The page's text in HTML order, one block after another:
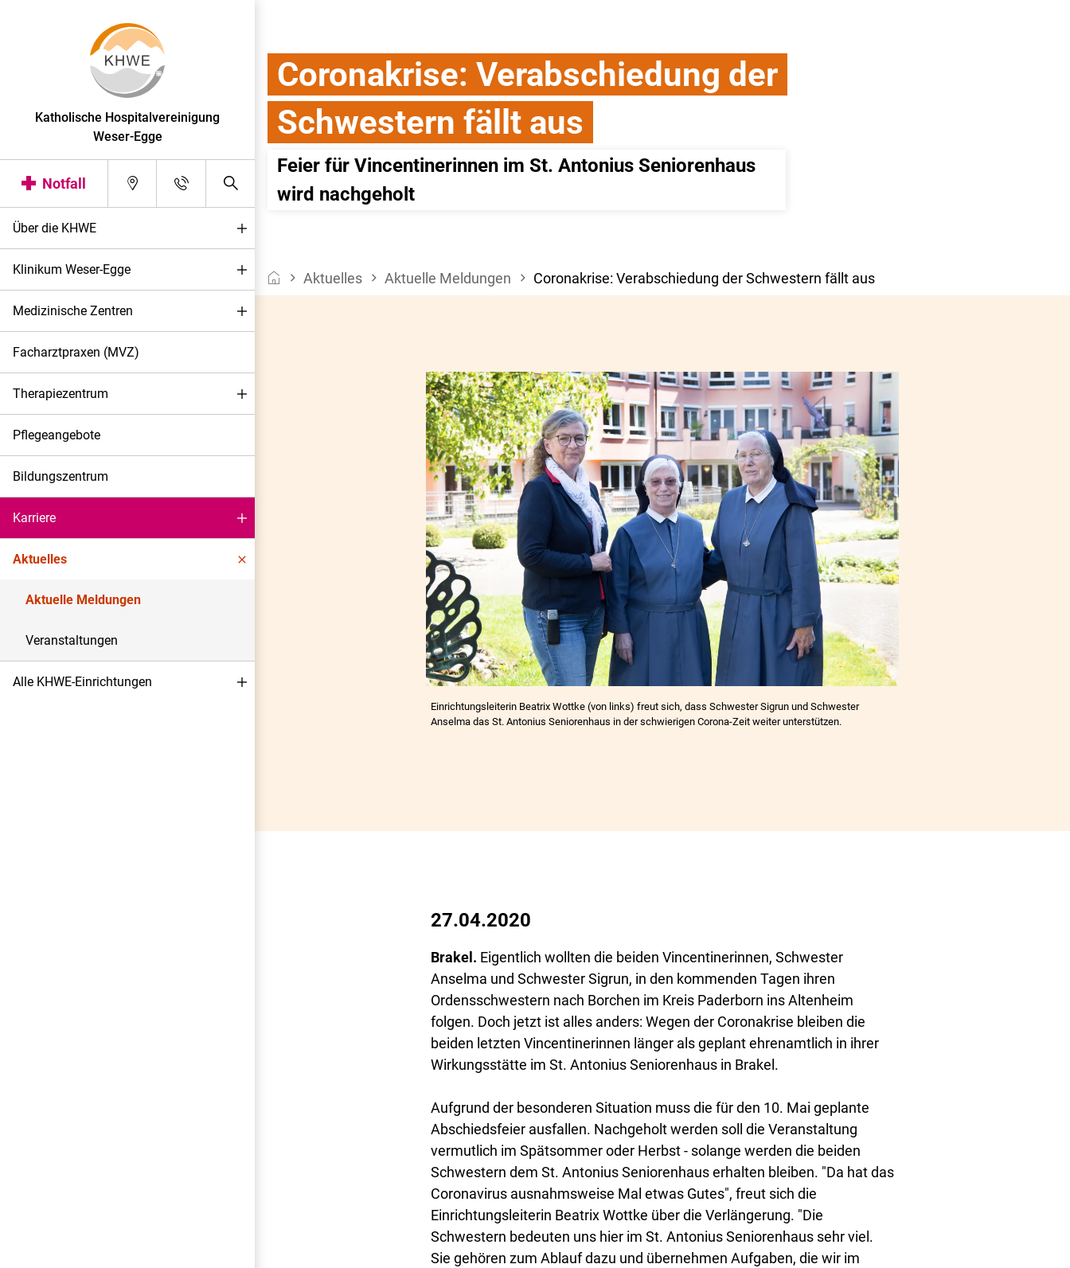
Katholische Hospitalvereinigung
Weser-Egge
Notfall
Über die KHWE
Klinikum Weser-Egge
Medizinische Zentren
Facharztpraxen (MVZ)
Therapiezentrum
Pflegeangebote
Bildungszentrum
Karriere
Aktuelles
Aktuelle Meldungen
Veranstaltungen
Alle KHWE-Einrichtungen
Coronakrise: Verabschiedung der
Schwestern fällt aus
Feier für Vincentinerinnen im St. Antonius Seniorenhaus
wird nachgeholt
Aktuelles Aktuelle Meldungen Coronakrise: Verabschiedung der Schwestern fällt aus
Einrichtungsleiterin Beatrix Wottke (von links) freut sich, dass Schwester Sigrun und Schwester
Anselma das St. Antonius Seniorenhaus in der schwierigen Corona-Zeit weiter unterstützen.
27.04.2020
Brakel. Eigentlich wollten die beiden Vincentinerinnen, Schwester
Anselma und Schwester Sigrun, in den kommenden Tagen ihren
Ordensschwestern nach Borchen im Kreis Paderborn ins Altenheim
folgen. Doch jetzt ist alles anders: Wegen der Coronakrise bleiben die
beiden letzten Vincentinerinnen länger als geplant ehrenamtlich in ihrer
Wirkungsstätte im St. Antonius Seniorenhaus in Brakel.
Aufgrund der besonderen Situation muss die für den 10. Mai geplante
Abschiedsfeier ausfallen. Nachgeholt werden soll die Veranstaltung
vermutlich im Spätsommer oder Herbst - solange werden die beiden
Schwestern dem St. Antonius Seniorenhaus erhalten bleiben. "Da hat das
Coronavirus ausnahmsweise Mal etwas Gutes", freut sich die
Einrichtungsleiterin Beatrix Wottke über die Verlängerung. "Die
Schwestern bedeuten uns hier im St. Antonius Seniorenhaus sehr viel.
Sie gehören zum Ablauf dazu und übernehmen Aufgaben, die wir im